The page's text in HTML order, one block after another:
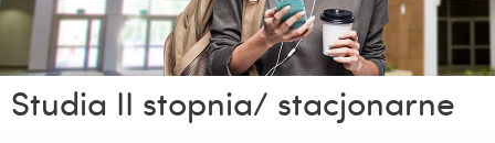
Studia II stopnia/ stacjonarne